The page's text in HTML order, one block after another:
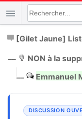
[Gilet Jaune]
__
NON à la
__ Emmanuel